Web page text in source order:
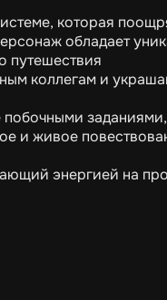
которая
обладает
путешествия
коллегам и
и живое
энергией на